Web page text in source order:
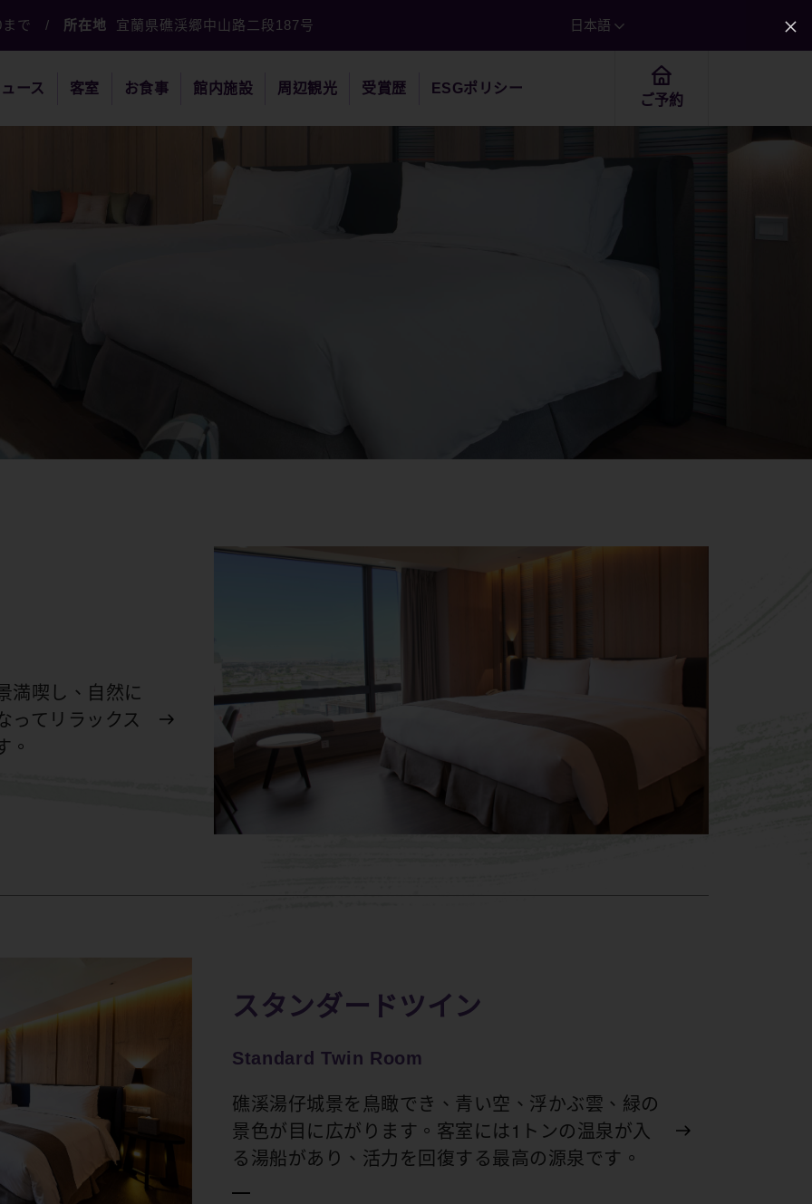
で / 所在地 宜蘭県礁渓郷中山路二段187号 日本語
ース 客室 お食事 館内施設 周辺観光 受賞歴 ESGポリシー
ご予約
満喫し、自然に
ってリラックス
。
スタンダードツイン
Standard Twin Room
礁溪湯仔城景を鳥瞰でき、青い空、浮かぶ雲、緑の
景色が目に広がります。客室には1トンの温泉が入
る湯船があり、活力を回復する最高の源泉です。